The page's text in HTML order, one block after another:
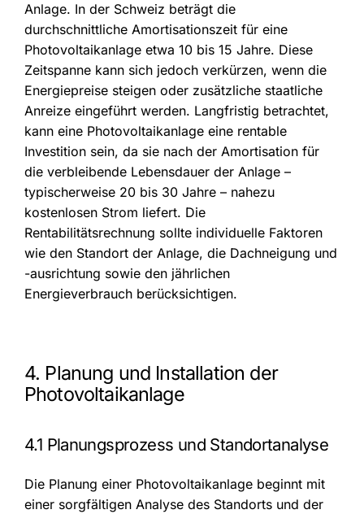
Anlage. In der Schweiz beträgt die
durchschnittliche Amortisationszeit für eine
Photovoltaikanlage etwa 10 bis 15 Jahre. Diese
Zeitspanne kann sich jedoch verkürzen, wenn die
Energiepreise steigen oder zusätzliche staatliche
Anreize eingeführt werden. Langfristig betrachtet,
kann eine Photovoltaikanlage eine rentable
Investition sein, da sie nach der Amortisation für
die verbleibende Lebensdauer der Anlage –
typischerweise 20 bis 30 Jahre – nahezu
kostenlosen Strom liefert. Die
Rentabilitätsrechnung sollte individuelle Faktoren
wie den Standort der Anlage, die Dachneigung und
-ausrichtung sowie den jährlichen
Energieverbrauch berücksichtigen.
4. Planung und Installation der
Photovoltaikanlage
4.1 Planungsprozess und Standortanalyse
Die Planung einer Photovoltaikanlage beginnt mit
einer sorgfältigen Analyse des Standorts und der